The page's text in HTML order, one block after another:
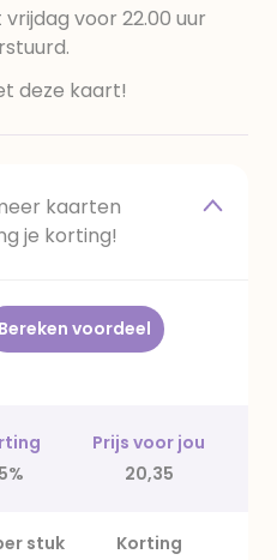
voor 22.00 uur
deze kaart!
kaarten
je korting!
Bereken voordeel
Prijs voor jou
20,35
stuk
Korting